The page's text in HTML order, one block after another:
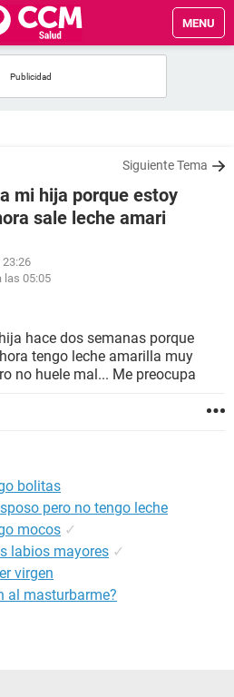
MENU
Siguiente Tema
mi hija porque estoy
sale leche amari
23:26
las 05:05
hace dos semanas porque
tengo leche amarilla muy
no huele mal... Me preocupa
bolitas
pero no tengo leche
mocos ✓
labios mayores ✓
virgen
al masturbarme?